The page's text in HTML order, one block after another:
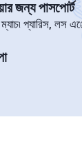
জন্য পাসপোর্ট
প্যারিস, লস